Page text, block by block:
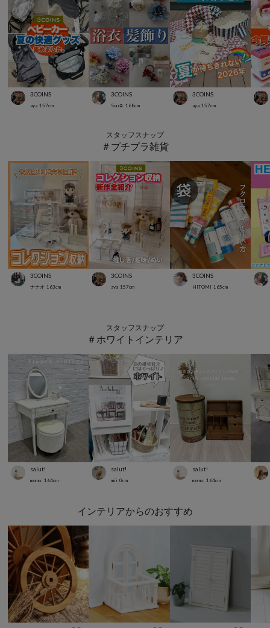
3COINS
aya 157cm
3COINS
Suu☺︎ 168cm
3COINS
aya 157cm
スタッフスナップ
＃プチプラ雑貨
3COINS
ナナオ 163cm
3COINS
aya 157cm
3COINS
HITOMI 165cm
スタッフスナップ
＃ホワイトインテリア
salut!
momo. 164cm
salut!
mii 0cm
salut!
momo. 164cm
インテリアからのおすすめ